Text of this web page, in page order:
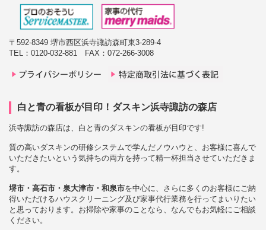
〒592-8349 堺市西区浜寺諏訪森町東3-289-4
TEL：0120-032-881 FAX：072-266-3008
白と青の看板が目印！ダスキン浜寺諏訪の森店
浜寺諏訪の森店は、白と青のダスキンの看板が目印です!
質の高いダスキンの研修システムで学んだノウハウと、お客様に喜んで
いただきたいという気持ちの両方を持って精一杯担当させていただきま
す。
堺市・高石市・泉大津市・和泉市を中心に、さらに多くのお客様にご納
得いただけるハウスクリーニング及び家事代行業務を行ってまいりたい
と思っております。お掃除や家事のことなら、なんでもお気軽にご相談
ください。